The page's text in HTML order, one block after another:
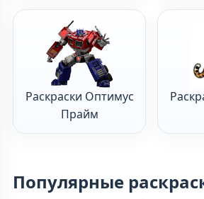
Раскраски Оптимус
Прайм
Популярные